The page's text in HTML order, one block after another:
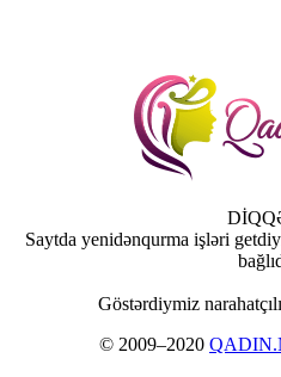
Saytda yenidənqurma işləri
Göstərdiymiz
© 2009–2020